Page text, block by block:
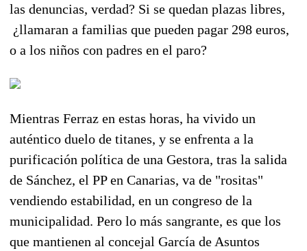
las denuncias, verdad? Si se quedan plazas libres,
¿llamaran a familias que pueden pagar 298 euros,
o a los niños con padres en el paro?
Mientras Ferraz en estas horas, ha vivido un
auténtico duelo de titanes, y se enfrenta a la
purificación política de una Gestora, tras la salida
de Sánchez, el PP en Canarias, va de "rositas"
vendiendo estabilidad, en un congreso de la
municipalidad. Pero lo más sangrante, es que los
que mantienen al concejal García de Asuntos